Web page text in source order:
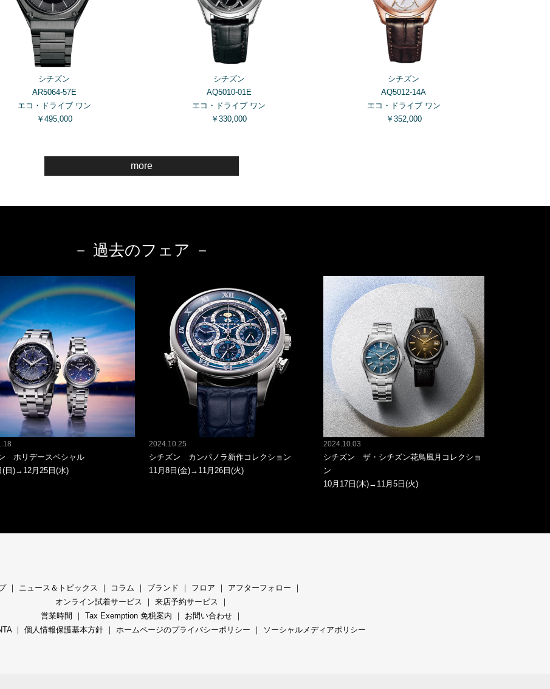
シチズン
AR5064-57E
エコ・ドライブ ワン
￥495,000
シチズン
AQ5010-01E
エコ・ドライブ ワン
￥330,000
シチズン
AQ5012-14A
エコ・ドライブ ワン
￥352,000
more
－ 過去のフェア －
ホリデースペシャル
(日)→12月25日(水)
2024.10.25
シチズン カンパノラ新作コレクション
11月8日(金)→11月26日(火)
2024.10.03
シチズン ザ・シチズン花鳥風月コレクショ
ン
10月17日(木)→11月5日(火)
｜ ニュース＆トピックス ｜ コラ ム ｜ ブランド ｜ フロア ｜ アフターフォロー ｜
オンライン試着サービス ｜ 来店予約サービス ｜
営業時間
｜ Tax Exemption 免税案内 ｜ お問い合わせ ｜
｜ 個人情報保護基本方針 ｜ ホームページのプライバシーポリシー ｜ ソーシャルメディアポリシー